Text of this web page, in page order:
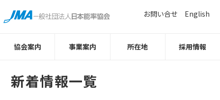
協会案内 事業案内 所在地 採用情報
お問い合せ English
新着情報一覧